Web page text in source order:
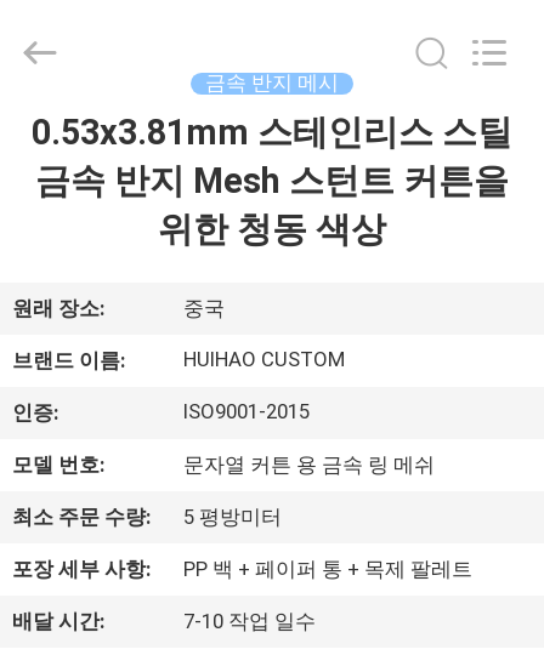
집
우
리
에
2026
Product
Limited.
Reserved.
금속 반지 메시
0.53x3.81mm 스테인리스 스틸
금속 반지 Mesh 스턴트 커튼을
위한 청동 색상
원래 장소: 중국
브랜드 이름: HUIHAO CUSTOM
인증: ISO9001-2015
모델 번호: 문자열 커튼 용 금속 링 메쉬
최소 주문 수량: 5 평방미터
포장 세부 사항: PP 백 + 페이퍼 통 + 목제 팔레트
배달 시간: 7-10 작업 일수